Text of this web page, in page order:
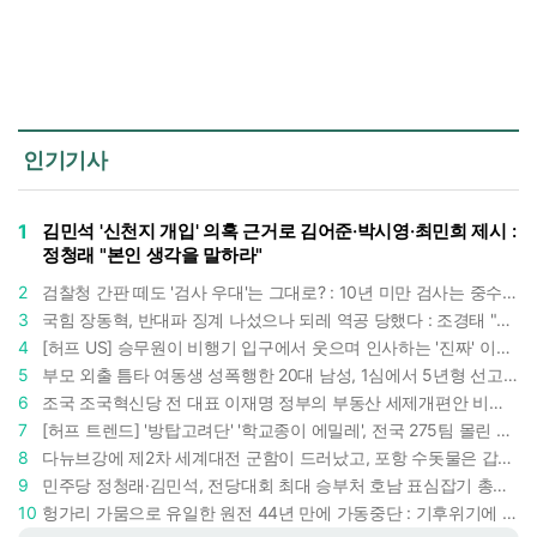
인기기사
1
김민석 '신천지 개입' 의혹 근거로 김어준·박시영·최민희 제시 :
정청래 "본인 생각을 말하라"
2
검찰청 간판 떼도 '검사 우대'는 그대로? : 10년 미만 검사는 중수청 4급 수사관으로 직행한다
3
국힘 장동혁, 반대파 징계 나섰으나 되레 역공 당했다 : 조경태 "4월 방미 2억 쓴 대표부터 징계해야"
4
[허프 US] 승무원이 비행기 입구에서 웃으며 인사하는 '진짜' 이유 : 찰나의 순간에 날카로운 관찰
5
부모 외출 틈타 여동생 성폭행한 20대 남성, 1심에서 5년형 선고 : 친족 간 '암수범죄'의 심각성
6
조국 조국혁신당 전 대표 이재명 정부의 부동산 세제개편안 비판했다 : '공공주택 대전환' 촉구
7
[허프 트렌드] '방탑고려단' '학교종이 에밀레', 전국 275팀 몰린 2026년 국립중앙박물관 분장대회 : 숨은 실력자들 나온다
8
다뉴브강에 제2차 세계대전 군함이 드러났고, 포항 수돗물은 갑자기 짜졌다 : 폭염·가뭄이 만든 낯선 풍경
9
민주당 정청래·김민석, 전당대회 최대 승부처 호남 표심잡기 총력 : 격차 10%p 안이냐, 밖이냐
10
헝가리 가뭄으로 유일한 원전 44년 만에 가동중단 : 기후위기에 원자력 발전의 새 약점